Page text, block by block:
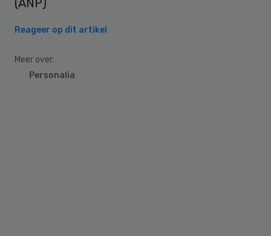
Reageer op dit artikel
Meer over:
Personalia